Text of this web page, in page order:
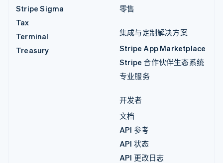
Stripe Sigma
Tax
Terminal
Treasury
零售
集成与定制解决方案
Stripe App Marketplace
Stripe 合作伙伴生态系统
专业服务
开发者
文档
API 参考
API 状态
API 更改日志